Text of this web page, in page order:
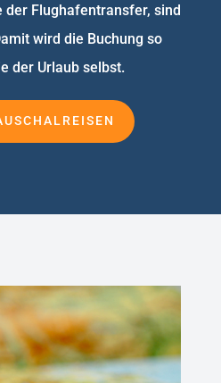
Flughafentransfer, sind
wird die Buchung so
der Urlaub selbst.